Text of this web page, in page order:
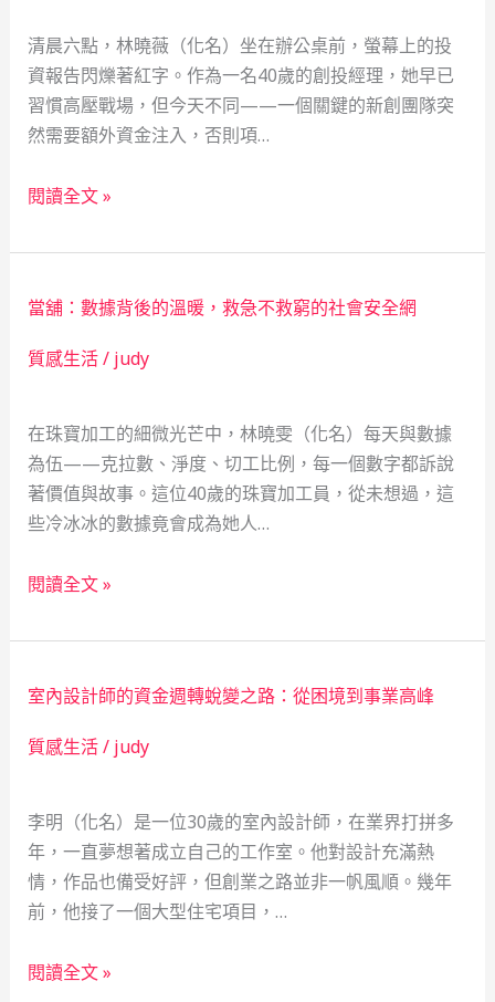
舖
如
何
成
企
的
時
雨
清晨六點，林曉薇（化名）坐在辦公桌前，螢幕上的投
資報告閃爍著紅字。作為一名40歲的創投經理，她早已
習慣高壓戰場，但今天不同——一個關鍵的新創團隊突
然需要額外資金注入，否則項…
當
的
度：
救
急
救
窮
的
社
安
網
閱讀全文 »
當舖：數據背後的溫暖，救急不救窮的社會安全網
質感生活/ judy
在珠寶加工的細微光芒中，林曉雯（化名）每天與數據
為伍——克拉數、淨度、切工比例，每一個數字都訴說
著價值與故事。這位40歲的珠寶加工員，從未想過，這
些冷冰冰的數據竟會成為她人…
當
數
背
後
的
暖，
救
急
不
窮
閱讀全文 »
室內設計師的資金週轉蛻變之路：從困境到事業高峰
質感生活/ judy
李明（化名）是一位30歲的室內設計師，在業界打拼多
年，一直夢想著成立自己的工作室。他對設計充滿熱
情，作品也備受好評，但創業之路並非一帆風順。幾年
前，他接了一個大型住宅項目，…
室
閱讀全文 »